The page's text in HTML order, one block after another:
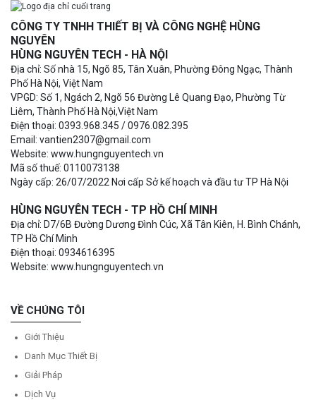
CÔNG TY TNHH THIẾT BỊ VÀ CÔNG NGHỆ HÙNG
NGUYÊN
HÙNG NGUYÊN TECH - HÀ NỘI
Địa chỉ: Số nhà 15, Ngõ 85, Tân Xuân, Phường Đông Ngạc, Thành
Phố Hà Nội, Việt Nam
VPGD: Số 1, Ngách 2, Ngõ 56 Đường Lê Quang Đạo, Phường Từ
Liêm, Thành Phố Hà Nội,Việt Nam
Điện thoại: 0393.968.345 / 0976.082.395
Email: vantien2307@gmail.com
Website: www.hungnguyentech.vn
Mã số thuế: 0110073138
Ngày cấp: 26/07/2022 Nơi cấp Sở kế hoạch và đầu tư TP Hà Nội
HÙNG NGUYÊN TECH - TP HỒ CHÍ MINH
Địa chỉ: D7/6B Đường Dương Đình Cúc, Xã Tân Kiên, H. Bình Chánh,
TP Hồ Chí Minh
Điện thoại: 0934616395
Website: www.hungnguyentech.vn
VỀ CHÚNG TÔI
Giới Thiệu
Danh Mục Thiết Bị
Giải Pháp
Dịch Vụ